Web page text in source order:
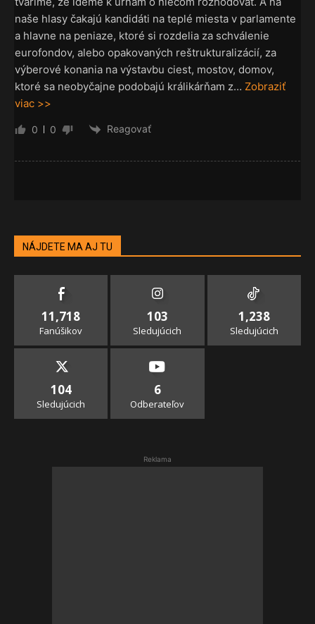
naše hlasy čakajú kandidáti na teplé miesta v parlamente
a hlavne na peniaze, ktoré si rozdelia za schválenie
eurofondov, alebo opakovaných reštrukturalizácií, za
výberové konania na výstavbu ciest, mostov, domov,
ktoré sa neobyčajne podobajú králikárňam z… Zobraziť
viac >>
0 0 Reagovať
NÁJDETE MA AJ TU
11,718
Fanúšikov
103
Sledujúcich
1,238
Sledujúcich
104
Sledujúcich
6
Odberateľov
Reklama